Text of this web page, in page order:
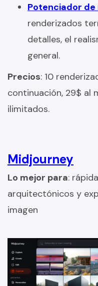
Potenciador
renderizados
detalles, el
general.
Precios: 10
continuación, 29$ al
ilimitados.
Midjourney
Lo mejor para:
arquitectónicos y
imagen